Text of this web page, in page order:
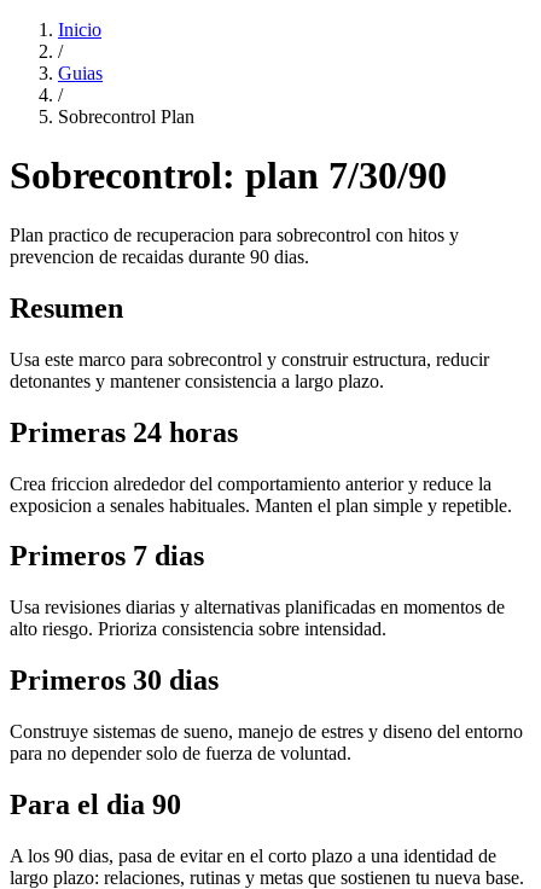
Inicio
/
Guias
/
Sobrecontrol Plan
Sobrecontrol: plan 7/30/90
Plan practico de recuperacion para sobrecontrol con hitos y
prevencion de recaidas durante 90 dias.
Resumen
Usa este marco para sobrecontrol y construir estructura, reducir
detonantes y mantener consistencia a largo plazo.
Primeras 24 horas
Crea friccion alrededor del comportamiento anterior y reduce la
exposicion a senales habituales. Manten el plan simple y repetible.
Primeros 7 dias
Usa revisiones diarias y alternativas planificadas en momentos de
alto riesgo. Prioriza consistencia sobre intensidad.
Primeros 30 dias
Construye sistemas de sueno, manejo de estres y diseno del entorno
para no depender solo de fuerza de voluntad.
Para el dia 90
A los 90 dias, pasa de evitar en el corto plazo a una identidad de
largo plazo: relaciones, rutinas y metas que sostienen tu nueva base.